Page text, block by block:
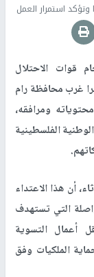
استمرار العمل
قوات الاحتلال
غرب محافظة رام
ومرافقه،
الفلسطينية
أن هذا الاعتداء
التي تستهدف
أعمال التسوية
الملكيات وفق